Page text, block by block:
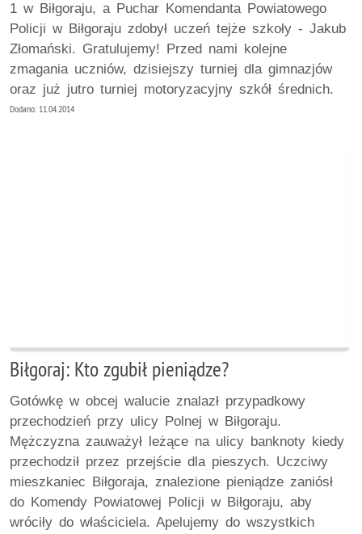
1 w Biłgoraju, a Puchar Komendanta Powiatowego
Policji w Biłgoraju zdobył uczeń tejże szkoły - Jakub
Złomański. Gratulujemy! Przed nami kolejne
zmagania uczniów, dzisiejszy turniej dla gimnazjów
oraz już jutro turniej motoryzacyjny szkół średnich.
Dodano: 11.04.2014
Biłgoraj: Kto zgubił pieniądze?
Gotówkę w obcej walucie znalazł przypadkowy
przechodzień przy ulicy Polnej w Biłgoraju.
Mężczyzna zauważył leżące na ulicy banknoty kiedy
przechodził przez przejście dla pieszych. Uczciwy
mieszkaniec Biłgoraja, znalezione pieniądze zaniósł
do Komendy Powiatowej Policji w Biłgoraju, aby
wróciły do właściciela. Apelujemy do wszystkich